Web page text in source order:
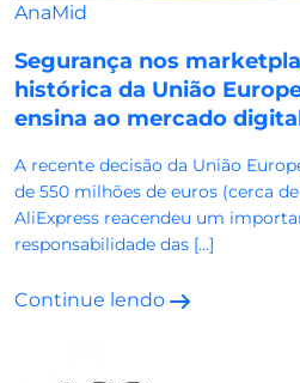
AnaMid
Segurança nos
histórica da União
ensina ao mercado
A recente decisão da União
de 550 milhões de euros (cerca
AliExpress reacendeu um
responsabilidade das […]
Continue lendo